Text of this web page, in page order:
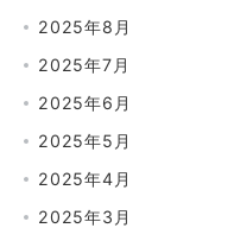
2025年8月
2025年7月
2025年6月
2025年5月
2025年4月
2025年3月